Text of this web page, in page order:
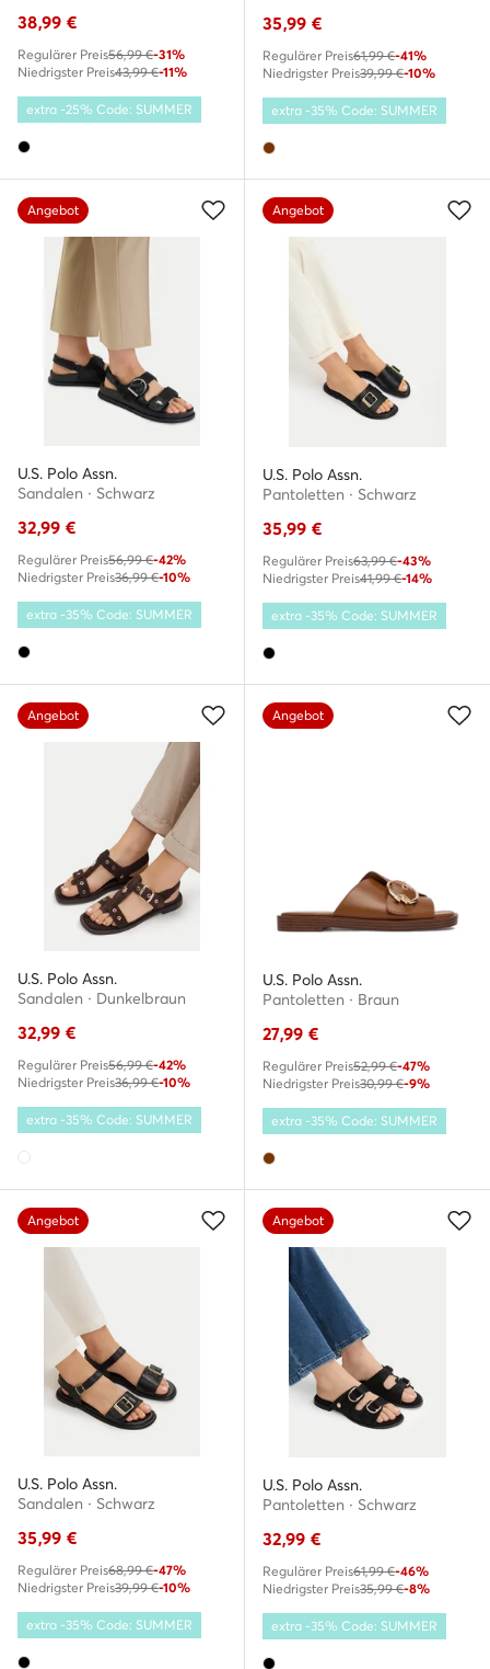
38,99 €
Regulärer Preis56,99 €-31%
Niedrigster Preis43,99 €-11%
extra -25% Code: SUMMER
35,99 €
Regulärer Preis61,99 €-41%
Niedrigster Preis39,99 €-10%
extra -35% Code: SUMMER
Angebot
U.S. Polo Assn.
Sandalen · Schwarz
32,99 €
Regulärer Preis56,99 €-42%
Niedrigster Preis36,99 €-10%
extra -35% Code: SUMMER
Angebot
U.S. Polo Assn.
Pantoletten · Schwarz
35,99 €
Regulärer Preis63,99 €-43%
Niedrigster Preis41,99 €-14%
extra -35% Code: SUMMER
Angebot
U.S. Polo Assn.
Sandalen · Dunkelbraun
32,99 €
Regulärer Preis56,99 €-42%
Niedrigster Preis36,99 €-10%
extra -35% Code: SUMMER
Angebot
U.S. Polo Assn.
Pantoletten · Braun
27,99 €
Regulärer Preis52,99 €-47%
Niedrigster Preis30,99 €-9%
extra -35% Code: SUMMER
Angebot
U.S. Polo Assn.
Sandalen · Schwarz
35,99 €
Regulärer Preis68,99 €-47%
Niedrigster Preis39,99 €-10%
extra -35% Code: SUMMER
Angebot
U.S. Polo Assn.
Pantoletten · Schwarz
32,99 €
Regulärer Preis61,99 €-46%
Niedrigster Preis35,99 €-8%
extra -35% Code: SUMMER